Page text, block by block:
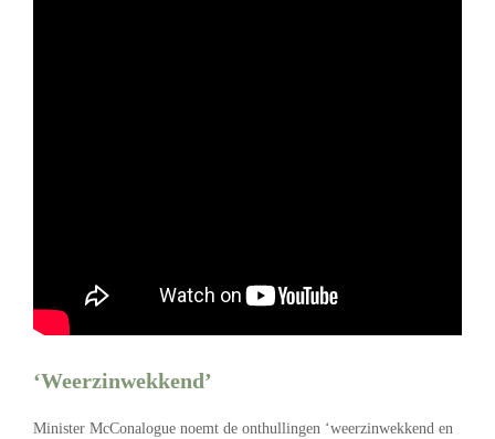
‘Weerzinwekkend’
Minister McConalogue noemt de onthullingen ‘weerzinwekkend en